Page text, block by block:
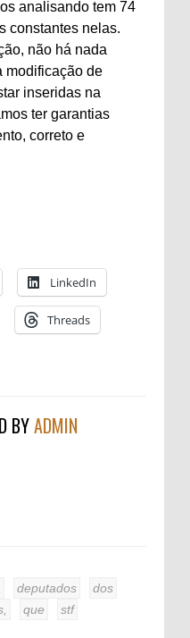
analisando tem 74
constantes nelas.
não há nada
modificação de
inseridas na
ter garantias
correto e
LinkedIn
Threads
BYADMIN
deputados
dos
que stf